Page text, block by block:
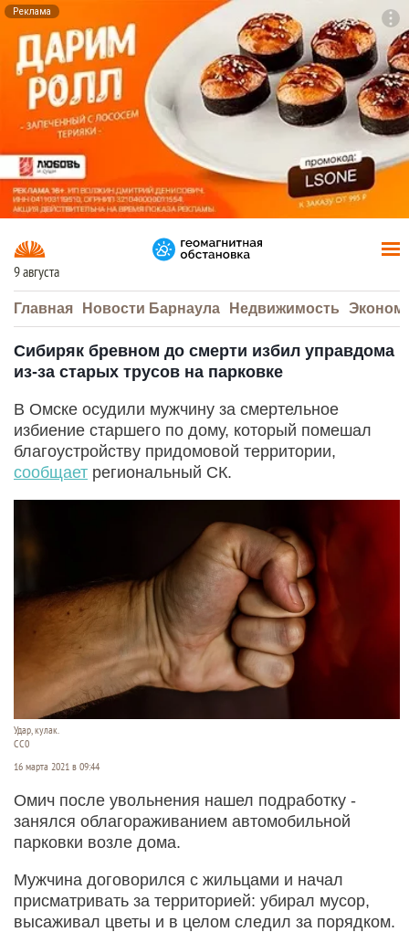
Реклама
9 августа
Главная Новости Барнаула Недвижимость
Сибиряк бревном до смерти избил управдома
из-за старых трусов на парковке
В Омске осудили мужчину за смертельное
избиение старшего по дому, который помешал
благоустройству придомовой территории,
сообщает региональный СК.
Удар, кулак.
СС0
16 марта 2021 в 09:44
Омич после увольнения нашел подработку -
занялся облагораживанием автомобильной
парковки возле дома.
Мужчина договорился с жильцами и начал
присматривать за территорией: убирал мусор,
высаживал цветы и в целом следил за порядком.